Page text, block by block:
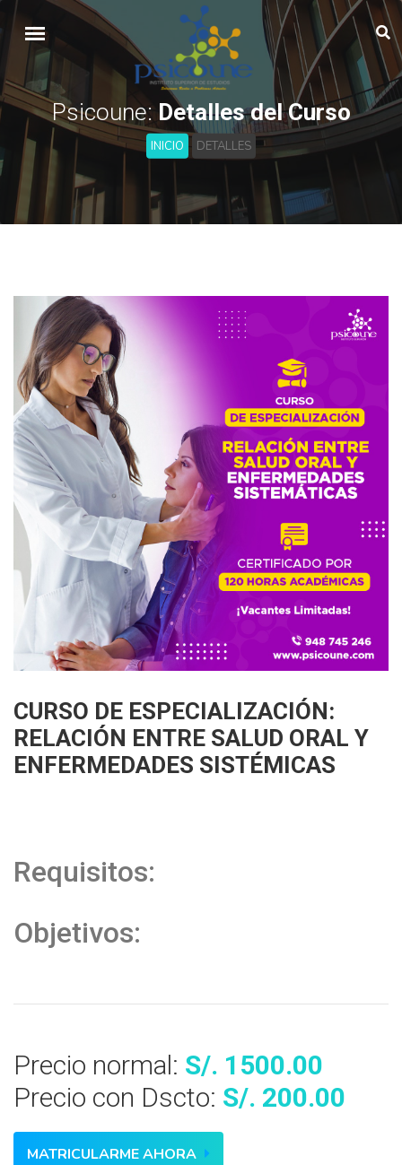
Psicoune:Detalles del Curso
INICIO DETALLES
CURSO DE ESPECIALIZACIÓN:
RELACIÓN ENTRE SALUD ORAL Y
ENFERMEDADES SISTÉMICAS
Requisitos:
Objetivos:
Precio normal: S/. 1500.00
Precio con Dscto: S/. 200.00
MATRICULARME AHORA